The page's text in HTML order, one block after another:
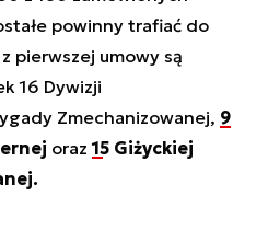
powinny trafiać do
pierwszej umowy są
16 Dywizji
Zmechanizowanej, 9
oraz 15 Giżyckiej